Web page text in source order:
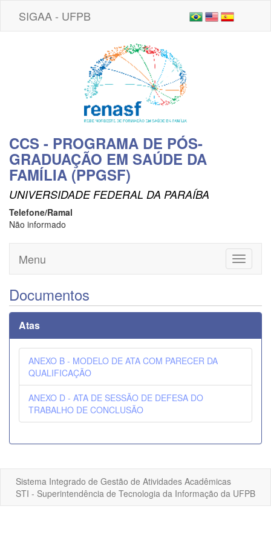
SIGAA - UFPB
CCS - PROGRAMA DE PÓS-
GRADUAÇÃO EM SAÚDE DA
FAMÍLIA (PPGSF)
UNIVERSIDADE FEDERAL DA PARAÍBA
Telefone/Ramal
Não informado
Toggle
Menu
Documentos
Atas
ANEXO B - MODELO DE ATA COM PARECER DA
QUALIFICAÇÃO
ANEXO D - ATA DE SESSÃO DE DEFESA DO
TRABALHO DE CONCLUSÃO
Sistema Integrado de Gestão de Atividades Acadêmicas
STI - Superintendência de Tecnologia da Informação da UFPB